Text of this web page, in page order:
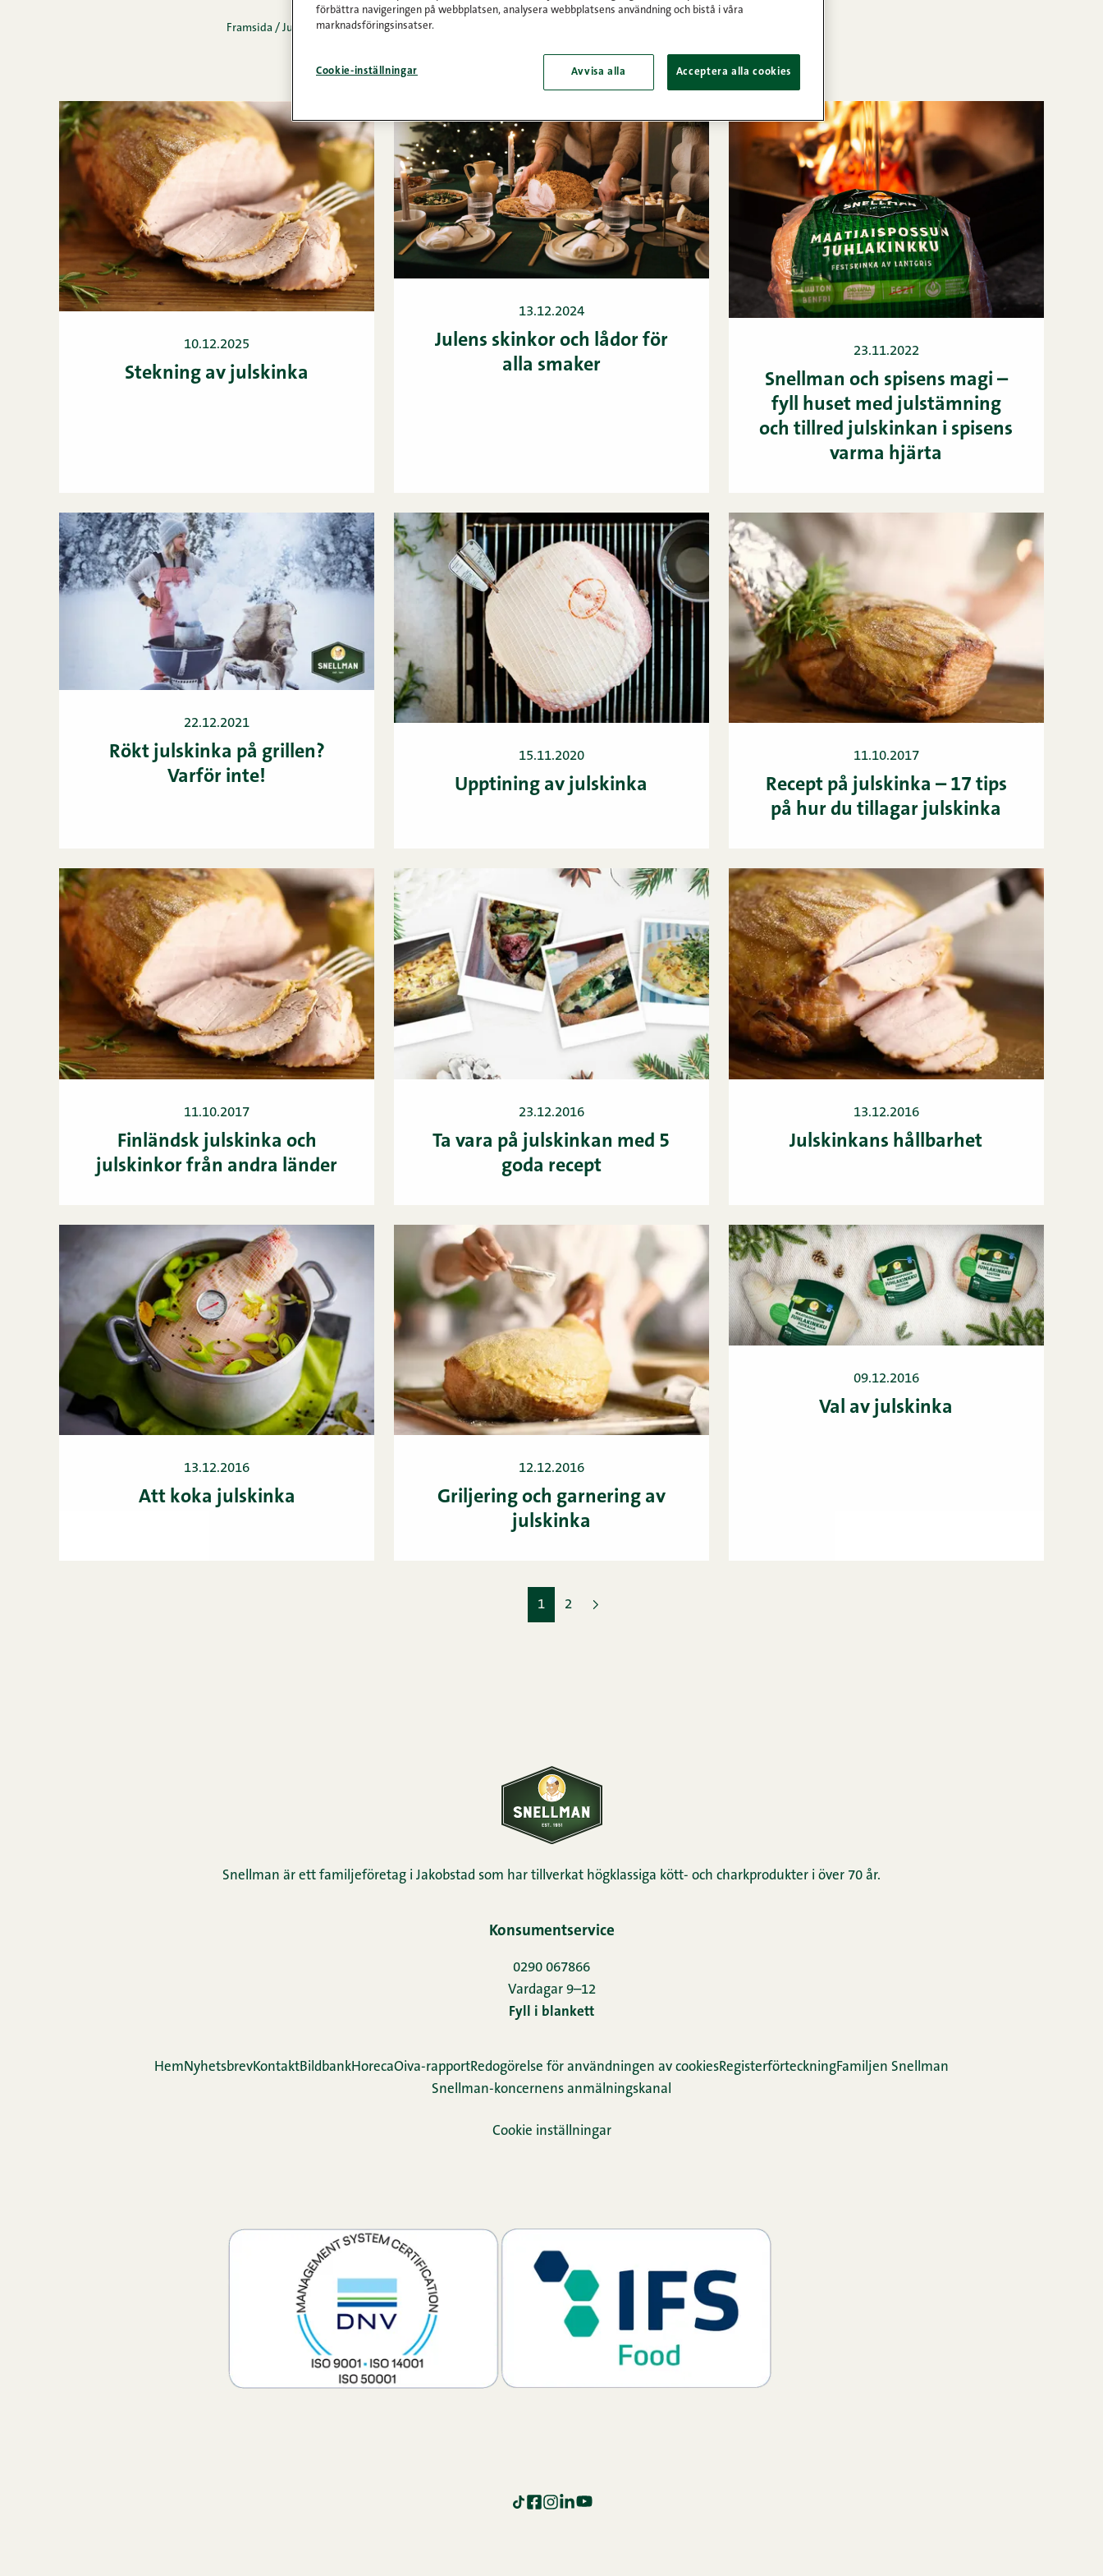
Framsida / Julskinkstips
10.12.2025
Stekning av julskinka
13.12.2024
Julens skinkor och lådor för
alla smaker
23.11.2022
Snellman och spisens magi –
fyll huset med julstämning
och tillred julskinkan i spisens
varma hjärta
22.12.2021
Rökt julskinka på grillen?
Varför inte!
15.11.2020
Upptining av julskinka
11.10.2017
Recept på julskinka – 17 tips
på hur du tillagar julskinka
11.10.2017
Finländsk julskinka och
julskinkor från andra länder
23.12.2016
Ta vara på julskinkan med 5
goda recept
13.12.2016
Julskinkans hållbarhet
13.12.2016
Att koka julskinka
12.12.2016
Griljering och garnering av
julskinka
09.12.2016
Val av julskinka
1 2
Snellman är ett familjeföretag i Jakobstad som har tillverkat högklassiga kött- och charkprodukter i över 70 år.
Konsumentservice
0290 067866
Vardagar 9–12
Fyll i blankett
HemNyhetsbrevKontaktBildbankHorecaOiva-rapportRedogörelse för användningen av cookiesRe­gis­ter­för­teck­ningFamiljen Snellman
Snellman-koncernens anmälningskanal
Cookie inställningar
TikTok
Facebook
Instagram
LinkedIn
YouTube
förbättra navigeringen på webbplatsen, analysera webbplatsens användning och bistå i våra
marknadsföringsinsatser.
Cookie-inställningar Avvisa alla Acceptera alla cookies